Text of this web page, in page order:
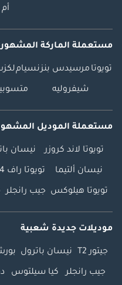
مستعملة الماركة
تويوتا مرسيدس بنزنسيام
شيفروليه
مستعملة الموديل
تويوتا لاند كروزر نيسان
نيسان ألتيما تويوتا راف 4
تويوتا هيلوكس جيب رانجلر
موديلات جديدة شعبية
جيتور T2 نيسان باترول بورش
جيب رانجلر كيا سيلتوس